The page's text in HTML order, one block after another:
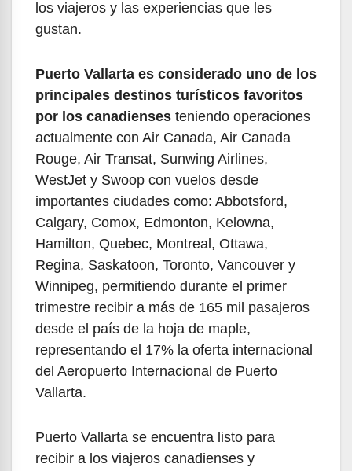
los viajeros y las experiencias que les
gustan.
Puerto Vallarta es considerado uno de los
principales destinos turísticos favoritos
por los canadienses teniendo operaciones
actualmente con Air Canada, Air Canada
Rouge, Air Transat, Sunwing Airlines,
WestJet y Swoop con vuelos desde
importantes ciudades como: Abbotsford,
Calgary, Comox, Edmonton, Kelowna,
Hamilton, Quebec, Montreal, Ottawa,
Regina, Saskatoon, Toronto, Vancouver y
Winnipeg, permitiendo durante el primer
trimestre recibir a más de 165 mil pasajeros
desde el país de la hoja de maple,
representando el 17% la oferta internacional
del Aeropuerto Internacional de Puerto
Vallarta.
Puerto Vallarta se encuentra listo para
recibir a los viajeros canadienses y